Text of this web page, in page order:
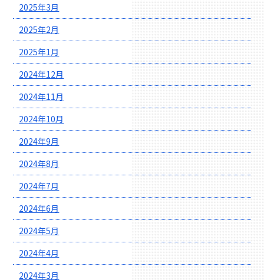
2025年3月
2025年2月
2025年1月
2024年12月
2024年11月
2024年10月
2024年9月
2024年8月
2024年7月
2024年6月
2024年5月
2024年4月
2024年3月